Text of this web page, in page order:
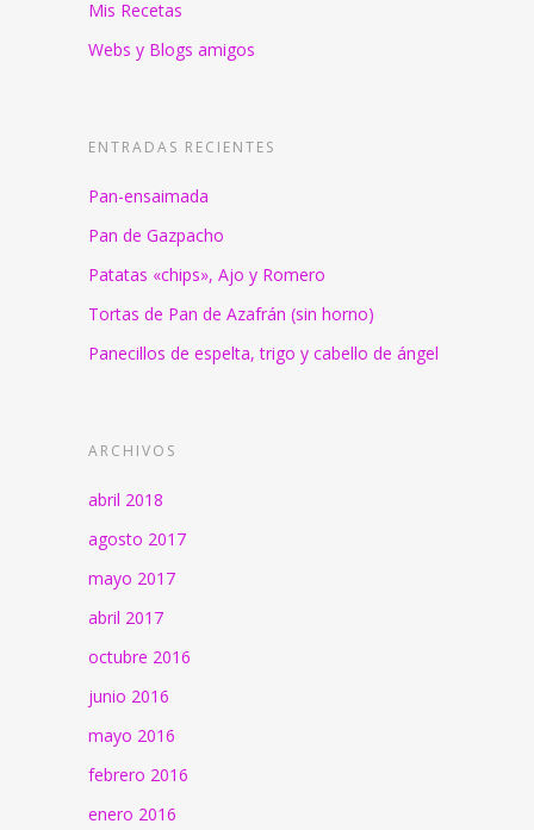
Mis Recetas
Webs y Blogs amigos
ENTRADAS RECIENTES
Pan-ensaimada
Pan de Gazpacho
Patatas «chips», Ajo y Romero
Tortas de Pan de Azafrán (sin horno)
Panecillos de espelta, trigo y cabello de ángel
ARCHIVOS
abril 2018
agosto 2017
mayo 2017
abril 2017
octubre 2016
junio 2016
mayo 2016
febrero 2016
enero 2016